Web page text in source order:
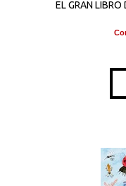
EL GRAN LIBRO